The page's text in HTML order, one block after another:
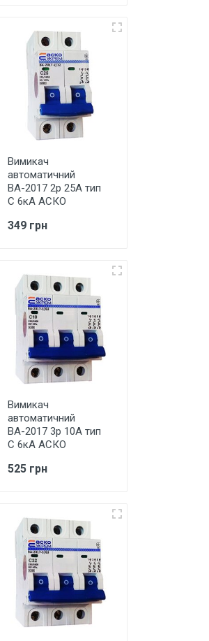
Вимикач
автоматичний
ВА-2017 2р 25А тип
С 6кА АСКО
349 грн
Вимикач
автоматичний
ВА-2017 3р 10А тип
С 6кА АСКО
525 грн